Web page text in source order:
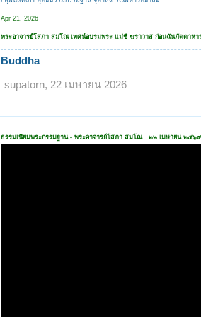
Apr 21, 2026
พระอาจารย์โสภา สมโณ เทศน์อบรมพระ แม่ชี ฆราวาส ก่อนฉันภัตตาห
Buddha
supatorn, 22 เมษายน 2026
ธรรมเนียมพระกรรมฐาน - พระอาจารย์โสภา สมโณ...๒๒ เมษายน ๒๕๖๙